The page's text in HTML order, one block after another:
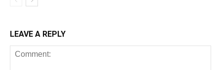
LEAVE A REPLY